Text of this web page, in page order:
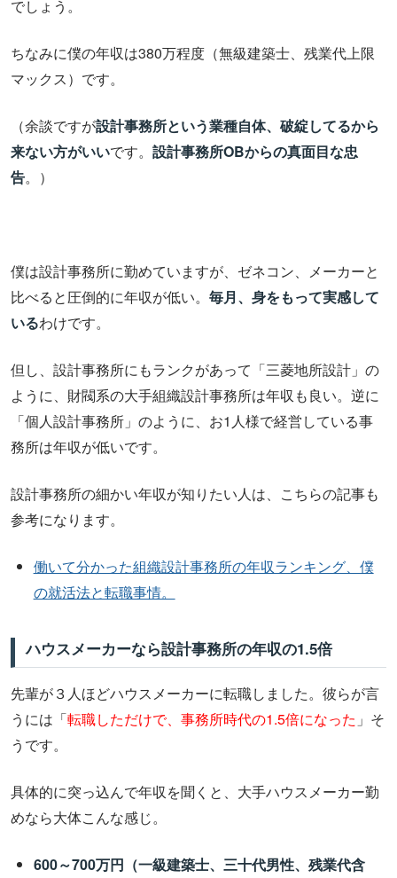
でしょう。
ちなみに僕の年収は380万程度（無級建築士、残業代上限
マックス）です。
（余談ですが設計事務所という業種自体、破綻してるから
来ない方がいいです。 設計事務所OBからの真面目な忠
告。）
僕は設計事務所に勤めていますが、ゼネコン、メーカーと
比べると圧倒的に年収が低い。 毎月、身をもって実感して
いるわけです。
但し、設計事務所にもランクがあって「三菱地所設計」の
ように、財閥系の大手組織設計事務所は年収も良い。逆に
「個人設計事務所」のように、お1人様で経営している事
務所は年収が低いです。
設計事務所の細かい年収が知りたい人は、こちらの記事も
参考になります。
働いて分かった組織設計事務所の年収ランキング、僕
の就活法と転職事情。
ハウスメーカーなら設計事務所の年収の1.5倍
先輩が３人ほどハウスメーカーに転職しました。彼らが言
うには「転職しただけで、事務所時代の1.5倍になった 」そ
うです。
具体的に突っ込んで年収を聞くと、大手ハウスメーカー勤
めなら大体こんな感じ。
600～700万円（一級建築士、三十代男性、残業代含